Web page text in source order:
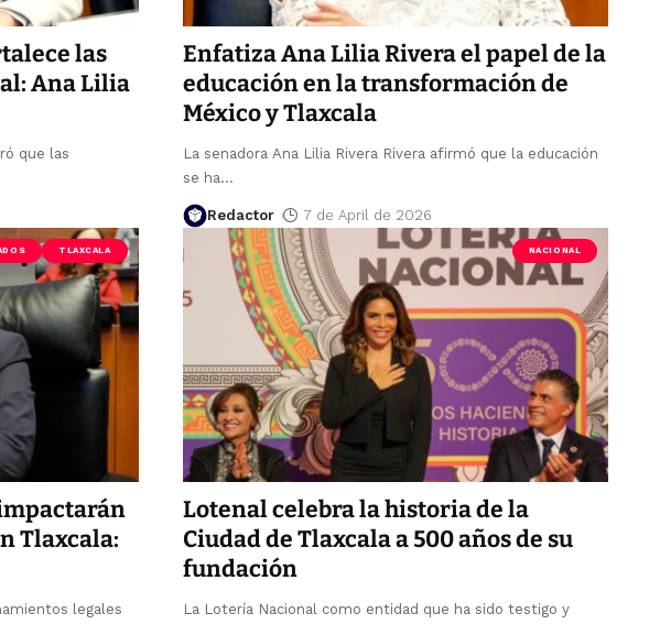
las
Ana Lilia
que las
Enfatiza Ana Lilia Rivera el papel de la
educación en la transformación de
México y Tlaxcala
La senadora Ana Lilia Rivera Rivera afirmó que la educación
se ha…
Redactor 7 de April de 2026
TLAXCALA
Tlaxcala:
legales
NACIONAL
Lotenal celebra la historia de la
Ciudad de Tlaxcala a 500 años de su
fundación
La Lotería Nacional como entidad que ha sido testigo y